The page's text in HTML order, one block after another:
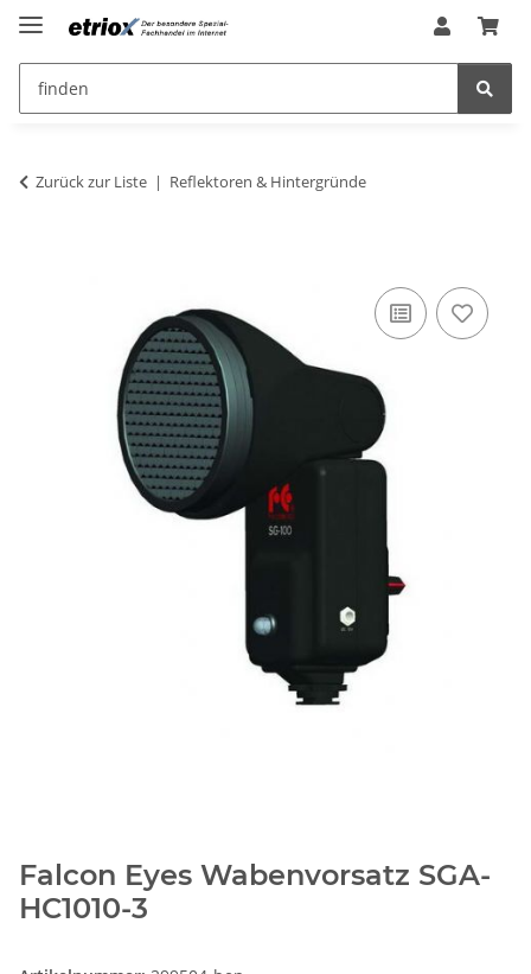
Zurück zur Liste Reflektoren & Hintergründe
Falcon Eyes Wabenvorsatz SGA-
HC1010-3